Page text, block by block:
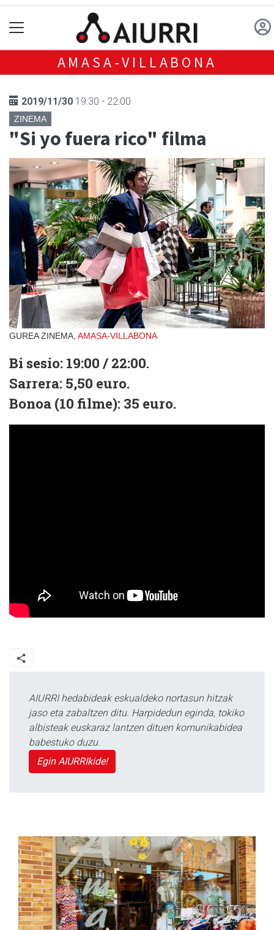
AMASA-VILLABONA
2019/11/30 19:30 - 22:00
ZINEMA
"Si yo fuera rico" filma
GUREA ZINEMA, AMASA-VILLABONA
Bi sesio: 19:00 / 22:00.
Sarrera: 5,50 euro.
Bonoa (10 filme): 35 euro.
AIURRI hedabideak eskualdeko nortasun hitzak
jaso eta zabaltzen ditu. Harpidedun eginda, tokiko
albisteak euskaraz lantzen dituen komunikabidea
babestuko duzu.
Egin AIURRIkide!